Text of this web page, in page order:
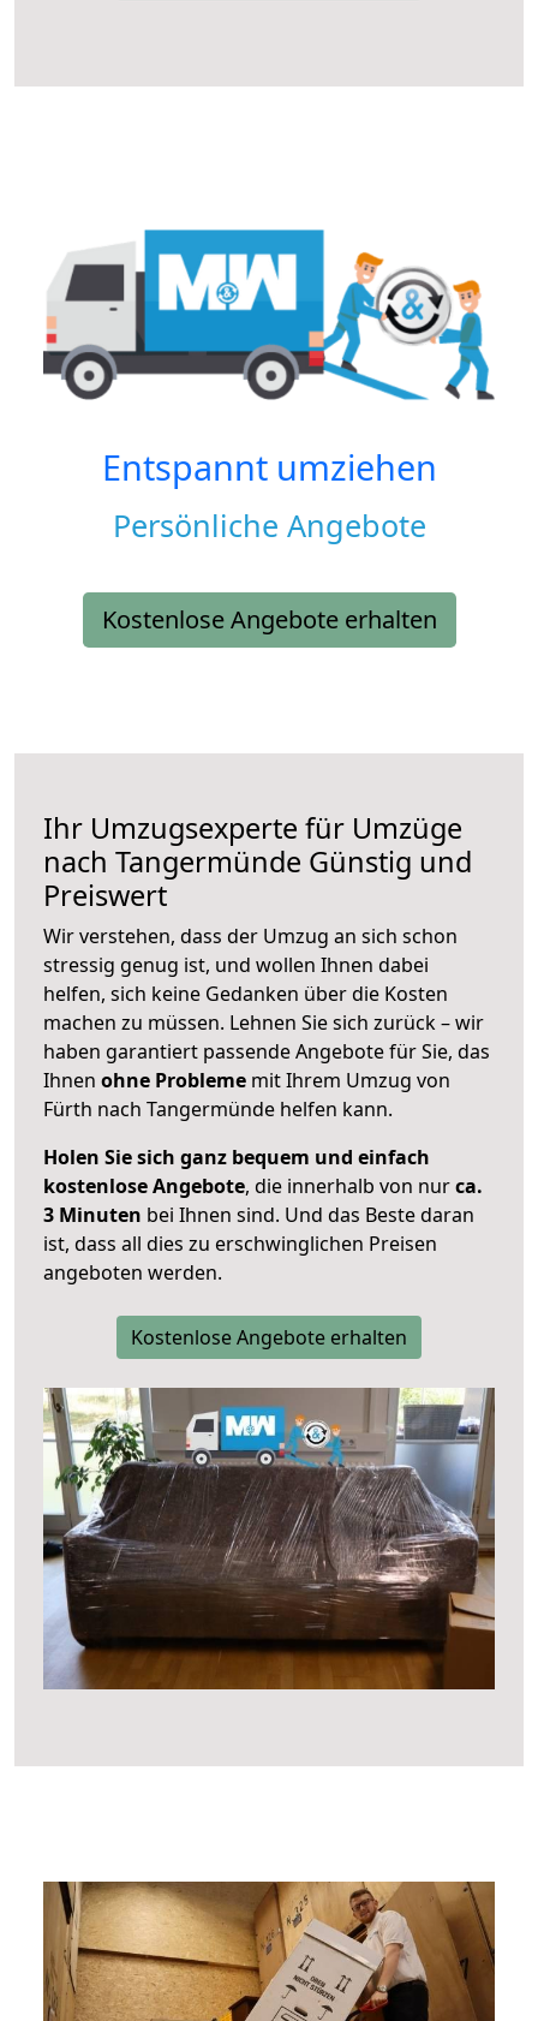
Entspannt umziehen
Persönliche Angebote
Kostenlose Angebote erhalten
Ihr Umzugsexperte für Umzüge
nach Tangermünde Günstig und
Preiswert
Wir verstehen, dass der Umzug an sich schon
stressig genug ist, und wollen Ihnen dabei
helfen, sich keine Gedanken über die Kosten
machen zu müssen. Lehnen Sie sich zurück – wir
haben garantiert passende Angebote für Sie, das
Ihnen ohne Probleme mit Ihrem Umzug von
Fürth nach Tangermünde helfen kann.
Holen Sie sich ganz bequem und einfach
kostenlose Angebote, die innerhalb von nurca.
3 Minuten bei Ihnen sind. Und das Beste daran
ist, dass all dies zu erschwinglichen Preisen
angeboten werden.
Kostenlose Angebote erhalten